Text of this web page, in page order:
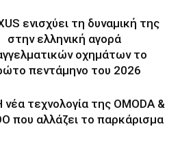
ενισχύει τη δυναμική της
στην ελληνική αγορά
οχημάτων το
πεντάμηνο του 2026
νέα τεχνολογία της OMODA &
που αλλάζει το παρκάρισμα